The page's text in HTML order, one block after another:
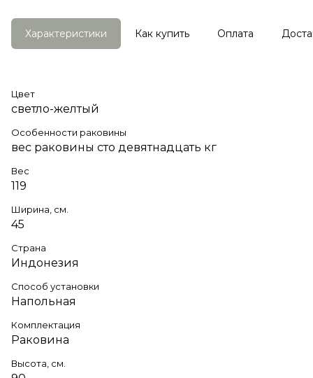
Характеристики Как купить Оплата
Цвет
светло-желтый
Особенности раковины
вес раковины сто девятнадцать кг
Вес
119
Ширина, см.
45
Страна
Индонезия
Способ установки
Напольная
Комплектация
Раковина
Высота, см.